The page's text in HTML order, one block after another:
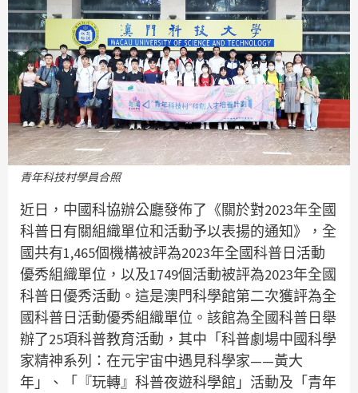
青年科技村學員合照
近日，中國科協辦公廳發佈了《關於對2023年全國
科普日有關組織單位和活動予以表揚的通知》，全
國共有1,465個機構被評為2023年全國科普日活動
優秀組織單位，以及1749個活動被評為2023年全國
科普日優秀活動。這是澳門科學館第二次獲評為全
國科普日活動優秀組織單位。該館為全國科普日舉
辦了25項科普教育活動，其中「科普劇場中國科學
家精神系列：在元宇宙中遇見科學家——黃大
年」、「『玩轉』科普夜遊科學館」活動及「青年